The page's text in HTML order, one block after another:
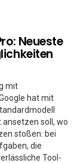
Neueste
mit
hat mit
soll, wo
stoßen: bei
die
Tool-